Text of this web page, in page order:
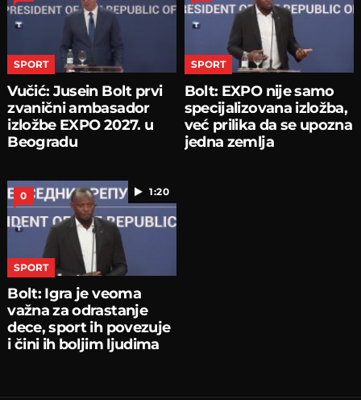
SPORT
Vučić: Jusein Bolt prvi
zvanični ambasador
izložbe EXPO 2027. u
Beogradu
SPORT
Bolt: EXPO nije samo
specijalizovana izložba,
već prilika da se upozna
jedna zemlja
1:20
0
SPORT
Bolt: Igra je veoma
važna za odrastanje
dece, sport ih povezuje
i čini ih boljim ljudima